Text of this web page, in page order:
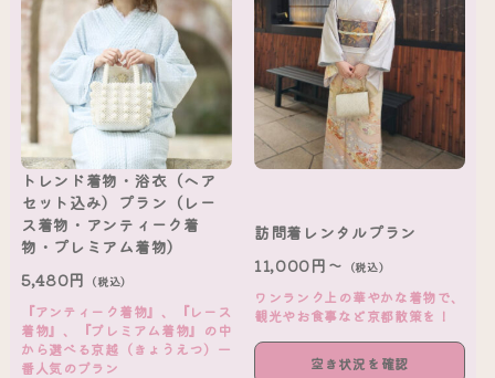
トレンド着物・浴衣（ヘア
セット込み）プラン（レー
ス着物・アンティーク着
物・プレミアム着物）
5,480円 （税込）
『アンティーク着物』、『レース
着物』、『プレミアム着物』の中
から選べる京越（きょうえつ）一
番人気のプラン
訪問着レンタルプラン
11,000円～ （税込）
ワンランク上の華やかな着物で、
観光やお食事など京都散策を！
空き状況を確認